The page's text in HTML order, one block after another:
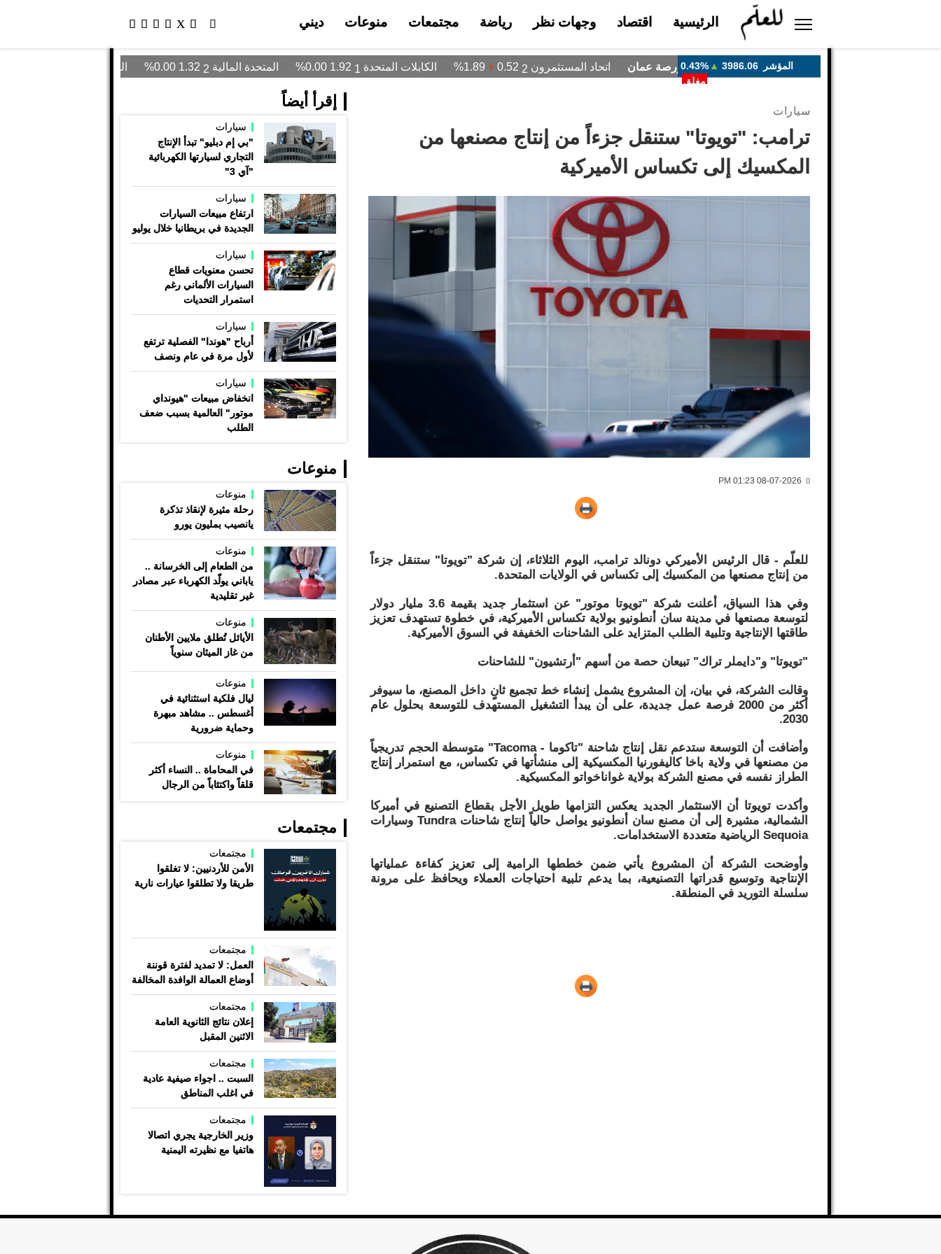
الرئيسية اقتصاد وجهات نظر رياضة مجتمعات منوعات ديني
سيارات
ترامب: "تويوتا" ستنقل جزءاً من إنتاج مصنعها من
المكسيك إلى تكساس الأميركية
للعلّم - قال الرئيس الأميركي دونالد ترامب، اليوم الثلاثاء، إن شركة "تويوتا" ستنقل جزءاً
من إنتاج مصنعها من المكسيك إلى تكساس في الولايات المتحدة.
وفي هذا السياق، أعلنت شركة "تويوتا موتور" عن استثمار جديد بقيمة 3.6 مليار دولار
لتوسعة مصنعها في مدينة سان أنطونيو بولاية تكساس الأميركية، في خطوة تستهدف تعزيز
طاقتها الإنتاجية وتلبية الطلب المتزايد على الشاحنات الخفيفة في السوق الأميركية.
"تويوتا" و"دايملر تراك" تبيعان حصة من أسهم "أرتشيون" للشاحنات
وقالت الشركة، في بيان، إن المشروع يشمل إنشاء خط تجميع ثانٍ داخل المصنع، ما سيوفر
أكثر من 2000 فرصة عمل جديدة، على أن يبدأ التشغيل المستهدف للتوسعة بحلول عام
2030.
وأضافت أن التوسعة ستدعم نقل إنتاج شاحنة "تاكوما - Tacoma" متوسطة الحجم تدريجياً
من مصنعها في ولاية باخا كاليفورنيا المكسيكية إلى منشأتها في تكساس، مع استمرار إنتاج
الطراز نفسه في مصنع الشركة بولاية غواناخواتو المكسيكية.
وأكدت تويوتا أن الاستثمار الجديد يعكس التزامها طويل الأجل بقطاع التصنيع في أميركا
الشمالية، مشيرة إلى أن مصنع سان أنطونيو يواصل حالياً إنتاج شاحنات Tundra وسيارات
Sequoia الرياضية متعددة الاستخدامات.
وأوضحت الشركة أن المشروع يأتي ضمن خططها الرامية إلى تعزيز كفاءة عملياتها
الإنتاجية وتوسيع قدراتها التصنيعية، بما يدعم تلبية احتياجات العملاء ويحافظ على مرونة
سلسلة التوريد في المنطقة.
إقرأ أيضاً
سيارات
"بي إم دبليو" تبدأ الإنتاج
التجاري لسيارتها الكهربائية
"آي 3"
سيارات
ارتفاع مبيعات السيارات
الجديدة في بريطانيا خلال يوليو
سيارات
تحسن معنويات قطاع
السيارات الألماني رغم
استمرار التحديات
سيارات
أرباح "هوندا" الفصلية ترتفع
لأول مرة في عام ونصف
سيارات
انخفاض مبيعات "هيونداي
موتور" العالمية بسبب ضعف
الطلب
منوعات
منوعات
رحلة مثيرة لإنقاذ تذكرة
يانصيب بمليون يورو
منوعات
من الطعام إلى الخرسانة ..
ياباني يولّد الكهرباء عبر مصادر
غير تقليدية
منوعات
الأيائل تُطلق ملايين الأطنان
من غاز الميثان سنوياً
منوعات
ليال فلكية استثنائية في
أغسطس .. مشاهد مبهرة
وحماية ضرورية
منوعات
في المحاماة .. النساء أكثر
قلقاً واكتئاباً من الرجال
مجتمعات
مجتمعات
الأمن للأردنيين: لا تغلقوا
طريقا ولا تطلقوا عيارات نارية
مجتمعات
العمل: لا تمديد لفترة قوننة
أوضاع العمالة الوافدة المخالفة
مجتمعات
إعلان نتائج الثانوية العامة
الاثنين المقبل
مجتمعات
السبت .. اجواء صيفية عادية
في اغلب المناطق
مجتمعات
وزير الخارجية يجري اتصالا
هاتفيا مع نظيرته اليمنية